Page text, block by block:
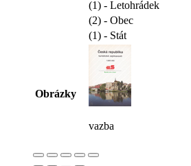
(1) - Letohrádek
(2) - Obec
(1) - Stát
Obrázky
vazba